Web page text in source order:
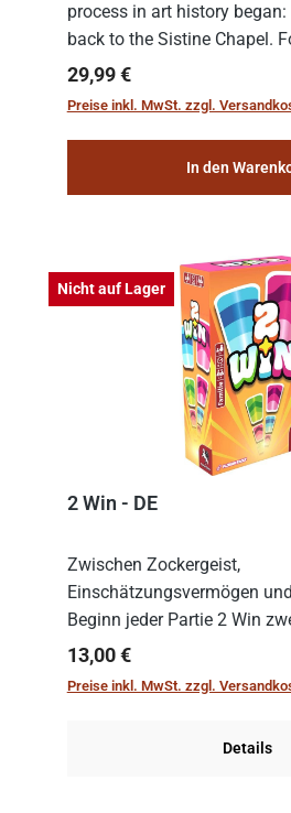
process in art history
back to the Sistine Chapel.
team of experts from the
the meticulous job of
Regulärer Preis:
29,99 €
Preise inkl. MwSt. zzgl.
In den
Nicht auf Lager
2 Win - DE
Zwischen Zockergeist,
Einschätzungsvermögen
Beginn jeder Partie 2 Win
Spielenden aus, die es in die
gilt. Doch das geht natürlich
Regulärer Preis:
13,00 €
Preise inkl. MwSt. zzgl.
Details